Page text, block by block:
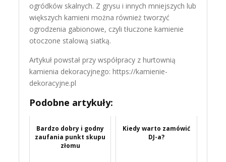
ogródków skalnych. Z grysu i innych mniejszych lub
większych kamieni można również tworzyć
ogrodzenia gabionowe, czyli tłuczone kamienie
otoczone stalową siatką.
Artykuł powstał przy współpracy z hurtownią
kamienia dekoracyjnego: https://kamienie-
dekoracyjne.pl
Podobne artykuły:
Bardzo dobry i godny
zaufania punkt skupu
złomu
Kiedy warto zamówić
DJ-a?